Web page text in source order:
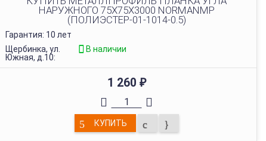
НАРУЖНОГО 75Х75Х3000 NORMANMP
(ПОЛИЭСТЕР-01-1014-0.5)
Гарантия: 10 лет
Щербинка, ул.
Южная, д.10:
В наличии
1 260 ₽
КУПИТЬ